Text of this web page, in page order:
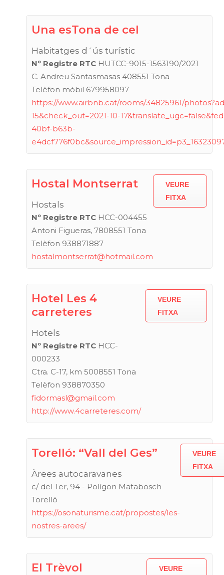
Una esTona de cel
Habitatges d´ús turístic
Nº Registre RTC HUTCC-9015-1563190/2021
C. Andreu Santasmasas 408551 Tona
Telèfon mòbil 679958097
https://www.airbnb.cat/rooms/34825961/
15&check_out=2021-10-
40bf-b63b-
Hostal Montserrat
Hostals
Nº Registre RTC HCC-004455
Antoni Figueras, 7808551 Tona
Telèfon 938871887
hostalmontserrat@hotmail.com
VEURE
FITXA
Hotel Les 4
carreteres
Hotels
Nº Registre RTC HCC-
000233
Ctra. C-17, km 5008551 Tona
Telèfon 938870350
fidormasl@gmail.com
http://www.4carreteres.com/
VEURE
FITXA
Torelló: “Vall del Ges”
Àrees autocaravanes
c/ del Ter, 94 - Polígon Matabosch
Torelló
https://osonaturisme.cat/propostes/les-
nostres-arees/
VEURE
FITXA
El Trèvol
VEURE